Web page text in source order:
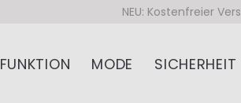
NEU: Kostenfreier
FUNKTION MODE SICHERHEIT